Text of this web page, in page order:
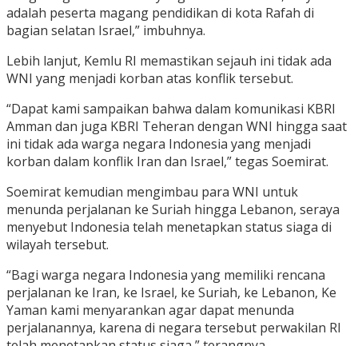
adalah peserta magang pendidikan di kota Rafah di
bagian selatan Israel,” imbuhnya.
Lebih lanjut, Kemlu RI memastikan sejauh ini tidak ada
WNI yang menjadi korban atas konflik tersebut.
“Dapat kami sampaikan bahwa dalam komunikasi KBRI
Amman dan juga KBRI Teheran dengan WNI hingga saat
ini tidak ada warga negara Indonesia yang menjadi
korban dalam konflik Iran dan Israel,” tegas Soemirat.
Soemirat kemudian mengimbau para WNI untuk
menunda perjalanan ke Suriah hingga Lebanon, seraya
menyebut Indonesia telah menetapkan status siaga di
wilayah tersebut.
“Bagi warga negara Indonesia yang memiliki rencana
perjalanan ke Iran, ke Israel, ke Suriah, ke Lebanon, Ke
Yaman kami menyarankan agar dapat menunda
perjalanannya, karena di negara tersebut perwakilan RI